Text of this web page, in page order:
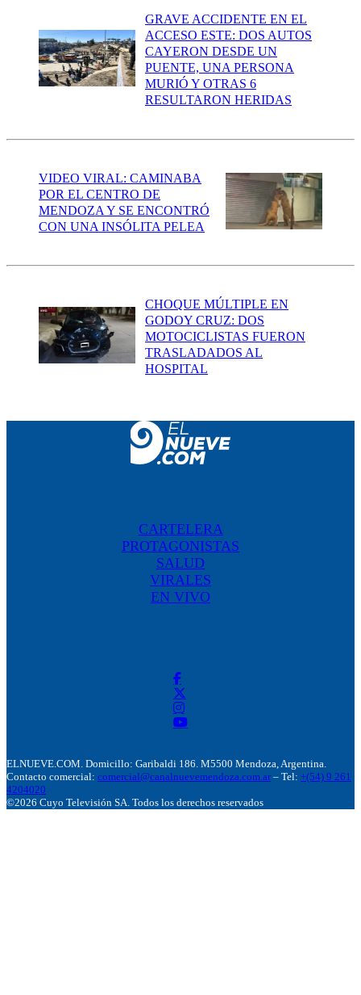
GRAVE ACCIDENTE EN EL
ACCESO ESTE: DOS AUTOS
CAYERON DESDE UN
PUENTE, UNA PERSONA
MURIÓ Y OTRAS 6
RESULTARON HERIDAS
VIDEO VIRAL: CAMINABA
POR EL CENTRO DE
MENDOZA Y SE ENCONTRÓ
CON UNA INSÓLITA PELEA
CHOQUE MÚLTIPLE EN
GODOY CRUZ: DOS
MOTOCICLISTAS FUERON
TRASLADADOS AL
HOSPITAL
CARTELERA
PROTAGONISTAS
SALUD
VIRALES
EN VIVO
ELNUEVE.COM. Domicillo: Garibaldi 186. M5500 Mendoza, Argentina.
Contacto comercial: comercial@canalnuevemendoza.com.ar – Tel: +(54) 9 261
4204020
©2026 Cuyo Televisión SA. Todos los derechos reservados